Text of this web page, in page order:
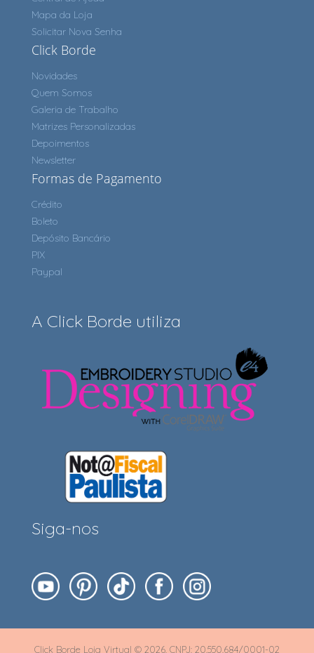
Mapa da Loja
Solicitar Nova Senha
Click Borde
Novidades
Quem Somos
Galeria de Trabalho
Matrizes Personalizadas
Depoimentos
Newsletter
Formas de Pagamento
Crédito
Boleto
Depósito Bancário
PIX
Paypal
A Click Borde utiliza
Siga-nos
Click Borde Loja Virtual © 2026. CNPJ: 20.550.684/0001-02